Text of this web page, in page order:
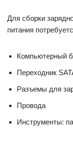
Для сборки
питания
Компьютерный
Переходник
Разъемы для
Провода
Инструменты: